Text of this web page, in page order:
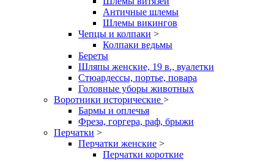
Античные шлемы
Шлемы викингов
Чепцы и колпаки >
Колпаки ведьмы
Береты
Шляпы женские, 19 в., вуалетки
Стюардессы, портье, повара
Головные уборы животных
Воротники исторические >
Бармы и оплечья
Фреза, горгера, раф, брыжи
Перчатки >
Перчатки женские >
Перчатки короткие